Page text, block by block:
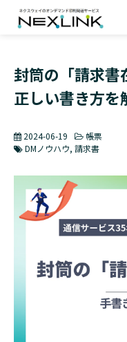
封筒の「請求書
正しい書き方を
2024-06-19
帳票
DMノウハウ 請求書